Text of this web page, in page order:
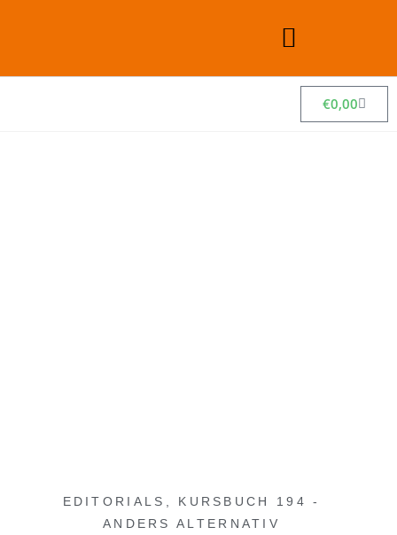
€0,00
EDITORIALS
KURSBUCH 194 -
ANDERS ALTERNATIV